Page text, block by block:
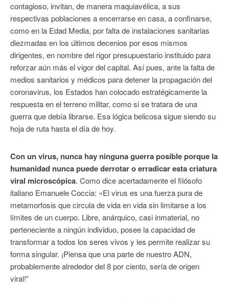
contagioso, invitan, de manera maquiavélica, a sus
respectivas poblaciones a encerrarse en casa, a confinarse,
como en la Edad Media, por falta de instalaciones sanitarias
diezmadas en los últimos decenios por esos mismos
dirigentes, en nombre del rigor presupuestario instituido para
reforzar aún más el vigor del capital. Así pues, ante la falta de
medios sanitarios y médicos para detener la propagación del
coronavirus, los Estados han colocado estratégicamente la
respuesta en el terreno militar, como si se tratara de una
guerra que debía librarse. Esa lógica belicosa sigue siendo su
hoja de ruta hasta el día de hoy.
Con un virus, nunca hay ninguna guerra posible porque la
humanidad nunca puede derrotar o erradicar esta criatura
viral microscópica. Como dice acertadamente el filósofo
italiano Emanuele Coccia: «El virus es una fuerza pura de
metamorfosis que circula de vida en vida sin limitarse a los
límites de un cuerpo. Libre, anárquico, casi inmaterial, no
perteneciente a ningún individuo, posee la capacidad de
transformar a todos los seres vivos y les permite realizar su
forma singular. ¡Piensa que una parte de nuestro ADN,
probablemente alrededor del 8 por ciento, sería de origen
viral!”